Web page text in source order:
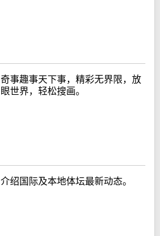
奇事趣事天下事，精彩无界限，放
眼世界，轻松搜画。
介绍国际及本地体坛最新动态。